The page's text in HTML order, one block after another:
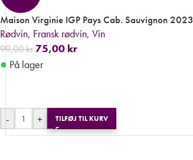
Maison Virginie IGP Pays Cab. Sauvignon 2023
Rødvin, Fransk rødvin, Vin
99,00kr 75,00 kr
● På lager
- + TILFØJ TIL KURV